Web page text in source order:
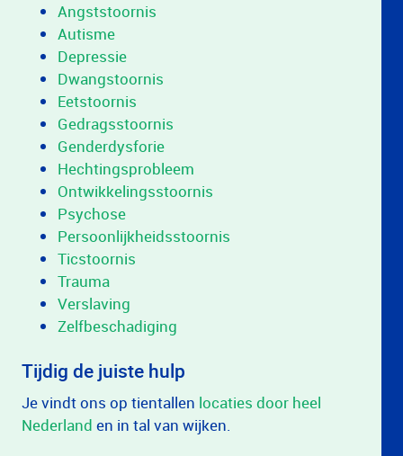
Angststoornis
Autisme
Depressie
Dwangstoornis
Eetstoornis
Gedragsstoornis
Genderdysforie
Hechtingsprobleem
Ontwikkelingsstoornis
Psychose
Persoonlijkheidsstoornis
Ticstoornis
Trauma
Verslaving
Zelfbeschadiging
Tijdig de juiste hulp
Je vindt ons op tientallen locaties door heel
Nederland en in tal van wijken.